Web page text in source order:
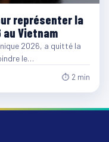
représenter la
au Vietnam
2026, a quitté la
le…
⏱ 2 min